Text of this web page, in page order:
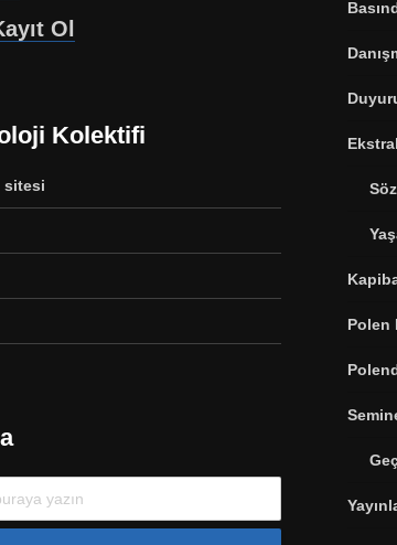
Ol
Kolektifi
sitesi
Polen